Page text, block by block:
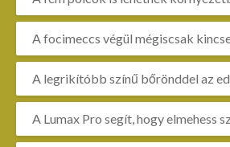
A focimeccs végül mégiscsak
A legrikítóbb színű bőrönddel az
A Lumax Pro segít, hogy elmehess